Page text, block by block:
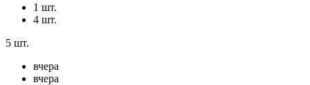
1 шт.
4 шт.
5 шт.
вчера
вчера